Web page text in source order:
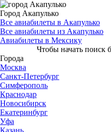
Город Акапулько
Все авиабилеты в Акапулько
Все авиабилеты из Акапулько
Авиабилеты в Мексику
Чтобы начать поиск
Города
Москва
Санкт-Петербург
Симферополь
Краснодар
Новосибирск
Екатеринбург
Уфа
Казань